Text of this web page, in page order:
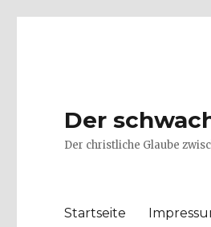
Der
Der christliche Glaube
Startseite